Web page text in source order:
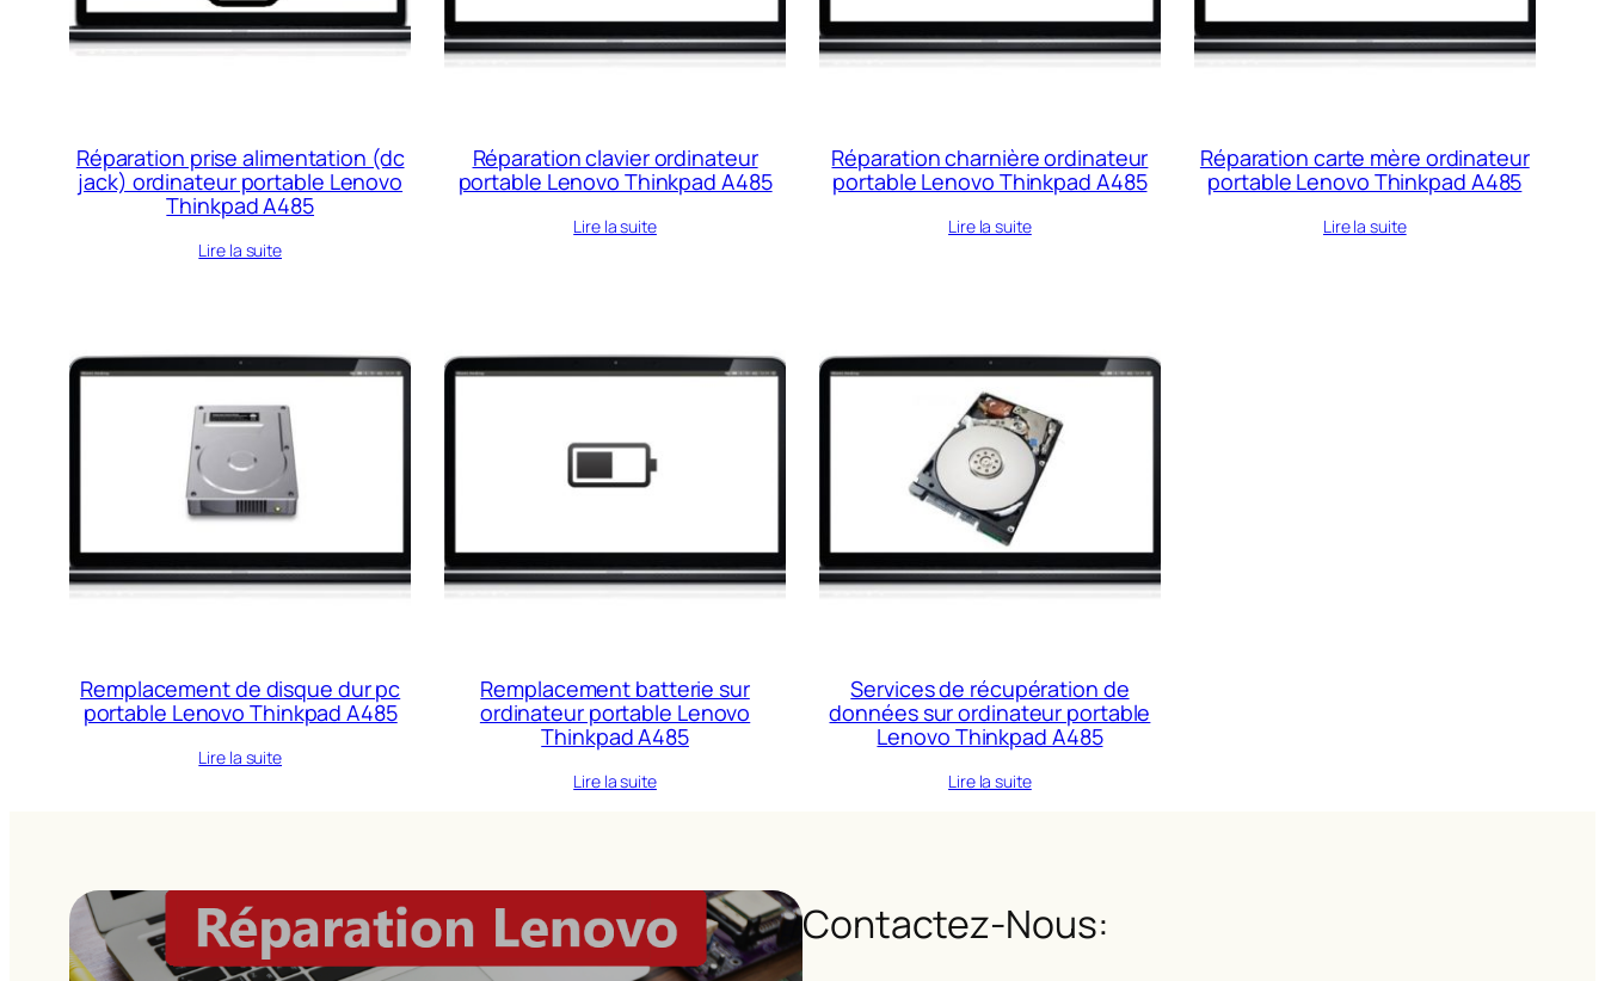
Réparation prise alimentation (dc
jack) ordinateur portable Lenovo
Thinkpad A485
Lire la suite
Réparation clavier ordinateur
portable Lenovo Thinkpad A485
Lire la suite
Réparation charnière ordinateur
portable Lenovo Thinkpad A485
Lire la suite
Réparation carte mère ordinateur
portable Lenovo Thinkpad A485
Lire la suite
Remplacement de disque dur pc
portable Lenovo Thinkpad A485
Lire la suite
Remplacement batterie sur
ordinateur portable Lenovo
Thinkpad A485
Lire la suite
Services de récupération de
données sur ordinateur portable
Lenovo Thinkpad A485
Lire la suite
Contactez-Nous: